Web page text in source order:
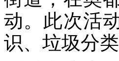
动。此次活
识、垃圾分